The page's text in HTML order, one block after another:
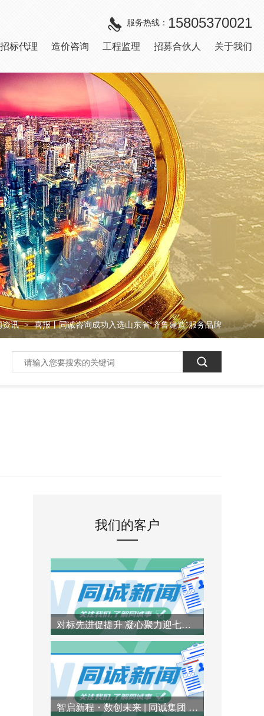
服务热线： 15805370021
招标代理 造价咨询 工程监理 招募合伙人 关于我们
资讯 > 喜报丨同诚咨询成功入选山东省“齐鲁建造”服务品牌
我们的客户
对标先进促提升 凝心聚力迎七一 | 同诚咨询赴行业标杆企业参访交流
智启新程・数创未来 | 同诚集团 AI 技术专题培训圆满举办